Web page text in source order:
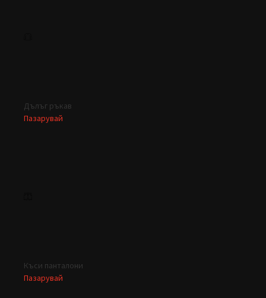
Дълъг ръкав
Пазарувай
Къси панталони
Пазарувай